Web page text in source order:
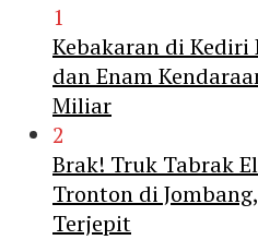
1
Kebakaran di Kediri
dan Enam
Miliar
2
Brak! Truk Tabrak
Tronton di
Terjepit